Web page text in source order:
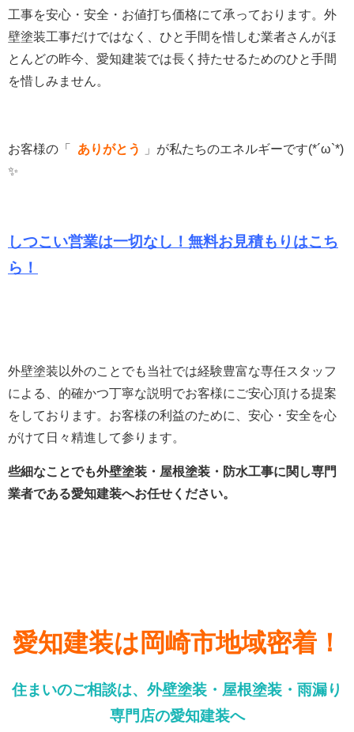
工事を安心・安全・お値打ち価格にて承っております。 外
壁塗装工事だけではなく、ひと手間を惜しむ業者さんがほ
とんどの昨今、愛知建装では長く持たせるためのひと手間
を惜しみません。
お客様の「 ありがとう 」 が私たちのエネルギーです(*´ω`*)
✨
しつこい営業は一切なし！無料お見積もりはこち
ら！
外壁塗装以外のことでも当社では経験豊富な専任スタッフ
による、的確かつ丁寧な説明でお客様にご安心頂ける提案
をしております。 お客様の利益のために、安心・安全を心
がけて日々精進して参ります。
些細なことでも外壁塗装・屋根塗装・防水工事に関し専門
業者である愛知建装へお任せください。
愛知建装は岡崎市地域密着！
住まいのご相談は、外壁塗装・屋根塗装・雨漏り
専門店の愛知建装へ